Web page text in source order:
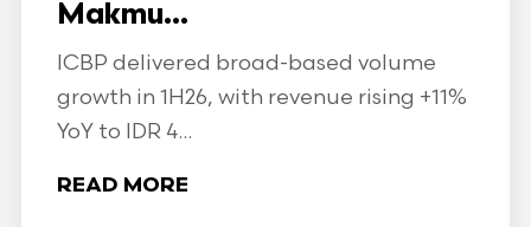
Makmu...
ICBP delivered broad-based volume
growth in 1H26, with revenue rising +11%
YoY to IDR 4...
READ MORE